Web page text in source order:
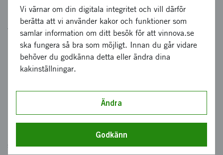
Berätta vad du söker så hjälper
vi dig
Innehållet du söker finns säkert. Men sidan kan
ha blivit flyttad eller avpublicerad av misstag.
Skriv i sökrutan nedan vad du letar efter.
Hjälp oss bli bättre
och tala om vilken sida du saknar
så svarar vi dig så fort vi kan. Win win för båda parter.
Vi värnar om din digitala integritet och vill därför
berätta att vi använder kakor och funktioner som
samlar information om ditt besök för att vinnova.se
ska fungera så bra som möjligt. Innan du går vidare
behöver du godkänna detta eller ändra dina
kakinställningar.
Ändra
Godkänn